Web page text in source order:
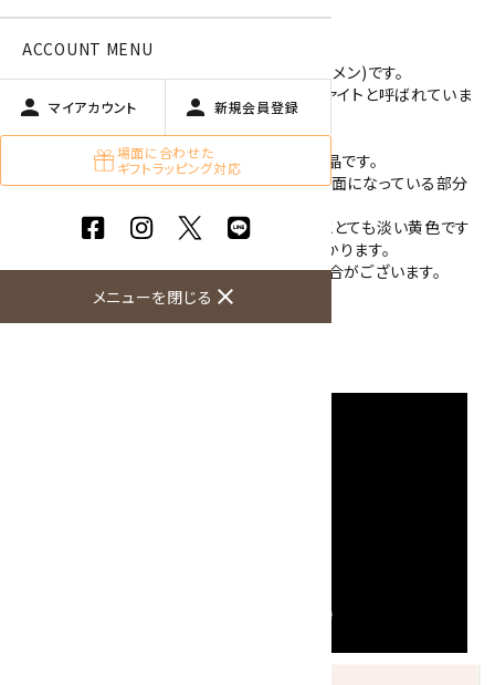
ACCOUNT MENU
person マイアカウント person 新規会員登録
場面に合わせた
ギフトラッピング対応
メニューを閉じる close
トリフェーンの結晶です。
トリフェーンは黄色をしたリシア輝石(スポジュメン)です。
また、紫色や桃色をしたリシア輝石は、クンツァイトと呼ばれていま
す。
こちらのトリフェーンはとても淡い色合いの結晶です。
透明度のある結晶ですがゴツゴツしており、平面になっている部分
また、メイン画像の様な平面の部分から見るととても淡い黄色です
が、端の部分から見ると黄色味があるのがわかります。
※ご使用のモニターにより、色が濃く見える場合がございます。